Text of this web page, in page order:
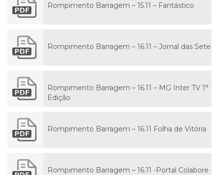
Rompimento Barragem – 15.11 – Fantástico
Rompimento Barragem – 16.11 – Jornal das Sete
Rompimento Barragem – 16.11 – MG Inter TV 1°
Edição
Rompimento Barragem – 16.11 Folha de Vitória
Rompimento Barragem – 16.11 -Portal Colabore